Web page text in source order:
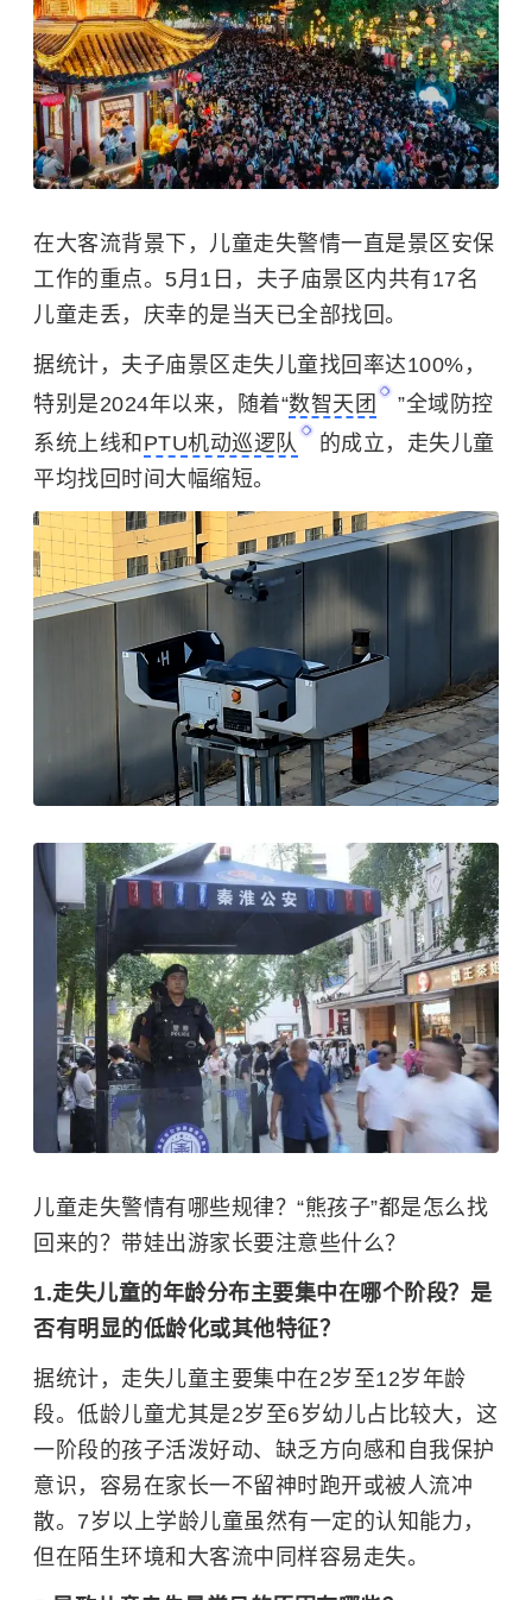
在大客流背景下，儿童走失警情一直是景区安保
工作的重点。5月1日，夫子庙景区内共有17名
儿童走丢，庆幸的是当天已全部找回。
据统计，夫子庙景区走失儿童找回率达100%，
特别是2024年以来，随着“数智天团
”全域防控
系统上线和 PTU机动巡逻队
的成立，走失儿童
平均找回时间大幅缩短。
儿童走失警情有哪些规律？“熊孩子”都是怎么找
回来的？带娃出游家长要注意些什么？
1.走失儿童的年龄分布主要集中在哪个阶段？是
否有明显的低龄化或其他特征？
据统计，走失儿童主要集中在2岁至12岁年龄
段。低龄儿童尤其是2岁至6岁幼儿占比较大，这
一阶段的孩子活泼好动、缺乏方向感和自我保护
意识，容易在家长一不留神时跑开或被人流冲
散。7岁以上学龄儿童虽然有一定的认知能力，
但在陌生环境和大客流中同样容易走失。